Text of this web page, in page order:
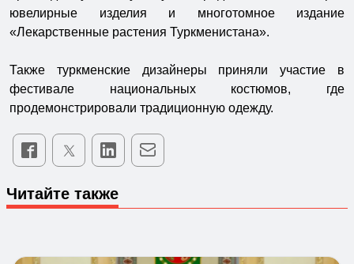
ювелирные изделия и многотомное издание
«Лекарственные растения Туркменистана».
Также туркменские дизайнеры приняли участие в
фестивале национальных костюмов, где
продемонстрировали традиционную одежду.
Читайте также